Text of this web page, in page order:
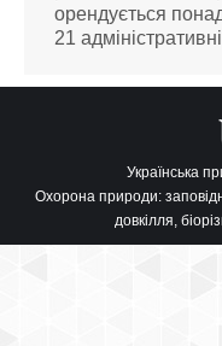
орендується
21
Українська
Охорона природи:
довкілля,